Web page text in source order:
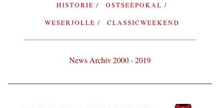
HISTORIE
OSTSEEPOKAL
WESERJOLLE
CLASSICWEEKEND
News Archiv 2000 - 2019